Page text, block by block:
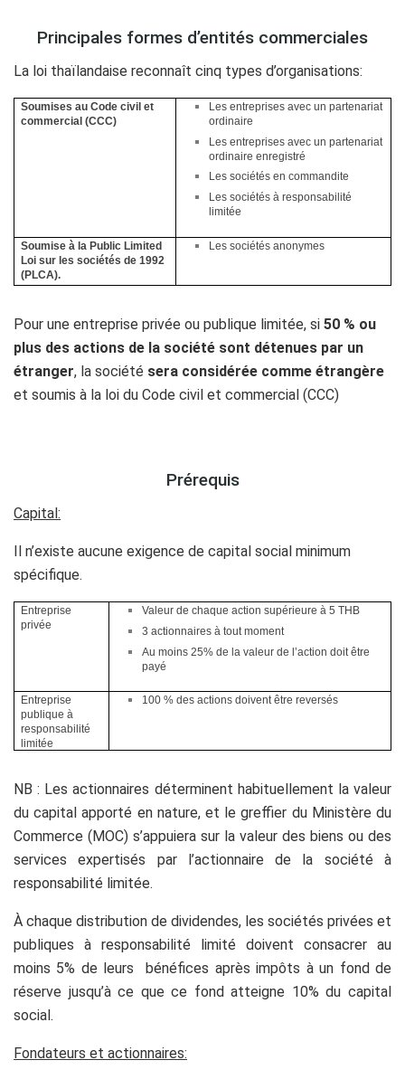
Principales formes d’entités commerciales
La loi thaïlandaise reconnaît cinq types d’organisations:
Soumises au Code civil et
commercial (CCC)
Les entreprises avec un partenariat
ordinaire
Les entreprises avec un partenariat
ordinaire enregistré
Les sociétés en commandite
Les sociétés à responsabilité
limitée
Soumise à la Public Limited
Loi sur les sociétés de 1992
(PLCA).
Les sociétés anonymes
Pour une entreprise privée ou publique limitée, si 50 % ou
plus des actions de la société sont détenues par un
étranger, la société sera considérée comme étrangère
et soumis à la loi du Code civil et commercial (CCC)
Prérequis
Capital:
Il n’existe aucune exigence de capital social minimum
spécifique.
Entreprise
privée
Valeur de chaque action supérieure à 5 THB
3 actionnaires à tout moment
Au moins 25% de la valeur de l’action doit être
payé
Entreprise
publique à
responsabilité
limitée
100 % des actions doivent être reversés
NB : Les actionnaires déterminent habituellement la valeur
du capital apporté en nature, et le greffier du Ministère du
Commerce (MOC) s’appuiera sur la valeur des biens ou des
services expertisés par l’actionnaire de la société à
responsabilité limitée.
À chaque distribution de dividendes, les sociétés privées et
publiques à responsabilité limité doivent consacrer au
moins 5% de leurs bénéfices après impôts à un fond de
réserve jusqu’à ce que ce fond atteigne 10% du capital
social.
Fondateurs et actionnaires: